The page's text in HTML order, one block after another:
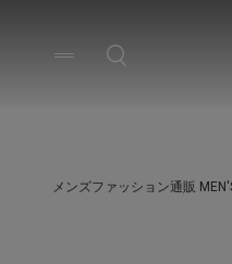
メンズファッション通販